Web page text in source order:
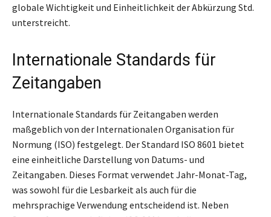
globale Wichtigkeit und Einheitlichkeit der Abkürzung Std.
unterstreicht.
Internationale Standards für
Zeitangaben
Internationale Standards für Zeitangaben werden
maßgeblich von der Internationalen Organisation für
Normung (ISO) festgelegt. Der Standard ISO 8601 bietet
eine einheitliche Darstellung von Datums- und
Zeitangaben. Dieses Format verwendet Jahr-Monat-Tag,
was sowohl für die Lesbarkeit als auch für die
mehrsprachige Verwendung entscheidend ist. Neben